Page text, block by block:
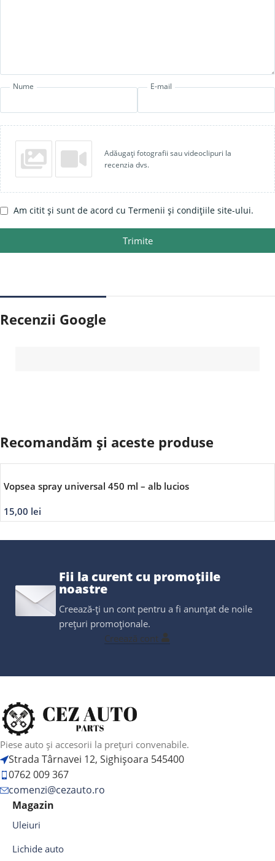
Nume E-mail
Adăugați fotografii sau videoclipuri la
recenzia dvs.
Am citit și sunt de acord cu Termenii și condițiile site-ului.
Trimite
Recenzii Google
Recomandăm și aceste produse
Vopsea spray universal 450 ml – alb lucios
15,00 lei
Fii la curent cu promoțiile
noastre
Creează-ți un cont pentru a fi anunțat de noile
prețuri promoționale.
Creează cont
Piese auto și accesorii la prețuri convenabile.
Strada Târnavei 12, Sighișoara 545400
0762 009 367
comenzi@cezauto.ro
Magazin
Uleiuri
Lichide auto